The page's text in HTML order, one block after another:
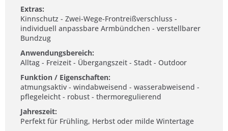
Extras:
Kinnschutz - Zwei-Wege-Frontreißverschluss -
individuell anpassbare Armbündchen - verstellbarer
Bundzug
Anwendungsbereich:
Alltag - Freizeit - Übergangszeit - Stadt - Outdoor
Funktion / Eigenschaften:
atmungsaktiv - windabweisend - wasserabweisend -
pflegeleicht - robust - thermoregulierend
Jahreszeit:
Perfekt für Frühling, Herbst oder milde Wintertage